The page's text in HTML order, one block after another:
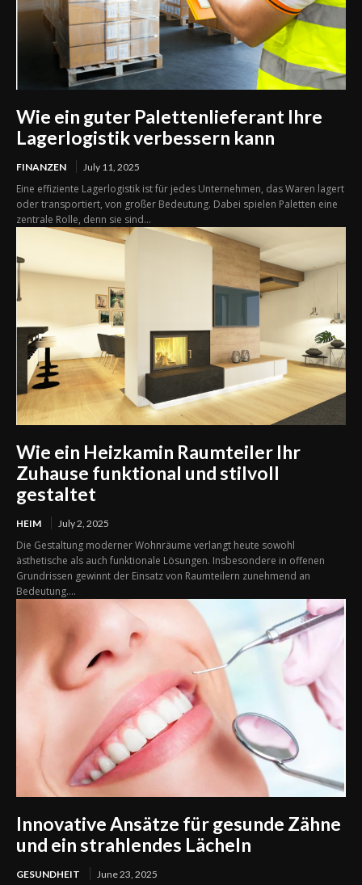
Wie ein guter Palettenlieferant Ihre
Lagerlogistik verbessern kann
FINANZEN July 11, 2025
Eine effiziente Lagerlogistik ist für jedes Unternehmen, das Waren lagert
oder transportiert, von großer Bedeutung. Dabei spielen Paletten eine
zentrale Rolle, denn sie sind...
Wie ein Heizkamin Raumteiler Ihr
Zuhause funktional und stilvoll
gestaltet
HEIM July 2, 2025
Die Gestaltung moderner Wohnräume verlangt heute sowohl
ästhetische als auch funktionale Lösungen. Insbesondere in offenen
Grundrissen gewinnt der Einsatz von Raumteilern zunehmend an
Bedeutung....
Innovative Ansätze für gesunde Zähne
und ein strahlendes Lächeln
GESUNDHEIT June 23, 2025